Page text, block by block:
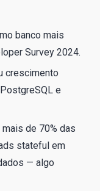
banco mais
Survey 2024.
crescimento
e
de 70% das
stateful em
— algo